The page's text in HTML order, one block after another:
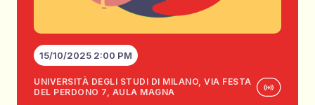
15/10/2025 2:00 PM
UNIVERSITÀ DEGLI STUDI DI MILANO, VIA FESTA
DEL PERDONO 7, AULA MAGNA